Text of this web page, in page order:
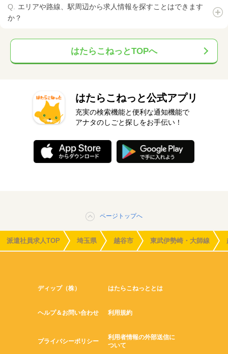
エリアや路線、駅周辺から求人情報を探すことはできます
か？
はたらこねっとTOPへ
はたらこねっと公式アプリ
充実の検索機能と便利な通知機能で
アナタのしごと探しをお手伝い！
ページトップへ
派遣社員求人TOP 埼玉県 越谷市 東武伊勢崎・大師線
ディップ（株） はたらこねっととは
ヘルプ＆お問い合わせ 利用規約
プライバシーポリシー
利用者情報の外部送信に
ついて